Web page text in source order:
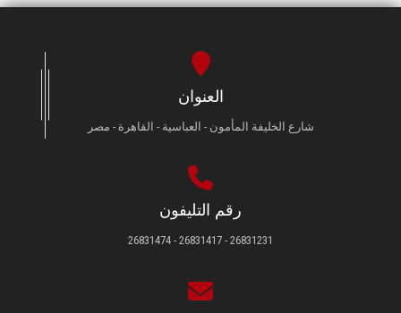
العنوان
شارع الخليفة المأمون - العباسية - القاهرة - مصر
رقم التليفون
26831231 - 26831417 - 26831474